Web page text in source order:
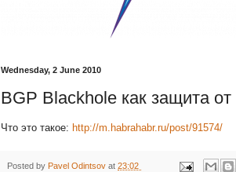
Wednesday, 2 June 2010
BGP Blackhole как защита
Что это такое: http://m.habrahabr.ru/post/91574/
Posted by Pavel Odintsov at 23:02